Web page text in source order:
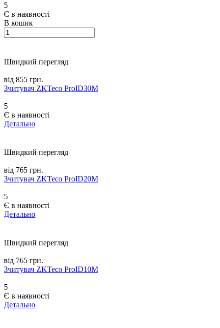
5
Є в наявності
В кошик
Швидкий перегляд
від 855 грн.
Зчитувач ZKTeco ProID30M
5
Є в наявності
Детально
Швидкий перегляд
від 765 грн.
Зчитувач ZKTeco ProID20M
5
Є в наявності
Детально
Швидкий перегляд
від 765 грн.
Зчитувач ZKTeco ProID10M
5
Є в наявності
Детально